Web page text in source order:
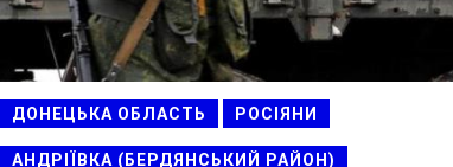
ДОНЕЦЬКА ОБЛАСТЬ РОСІЯНИ
АНДРІЇВКА (БЕРДЯНСЬКИЙ РАЙОН)